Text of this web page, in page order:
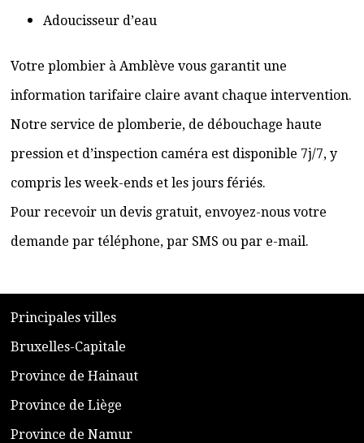
Adoucisseur d’eau
Votre plombier à Amblève vous garantit une
information tarifaire claire avant chaque intervention.
Notre service de plomberie, de débouchage haute
pression et d’inspection caméra est disponible 7j/7, y
compris les week-ends et les jours fériés.
Pour recevoir un devis gratuit, envoyez-nous votre
demande par téléphone, par SMS ou par e-mail.
​Principales villes
​Bruxelles-Capitale
​Province de Hainaut
Province de Liège
​Province de Namur